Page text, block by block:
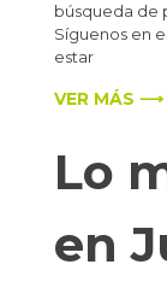
búsqueda de
Síguenos en
estar
VER MÁS ⟶
Lo
en